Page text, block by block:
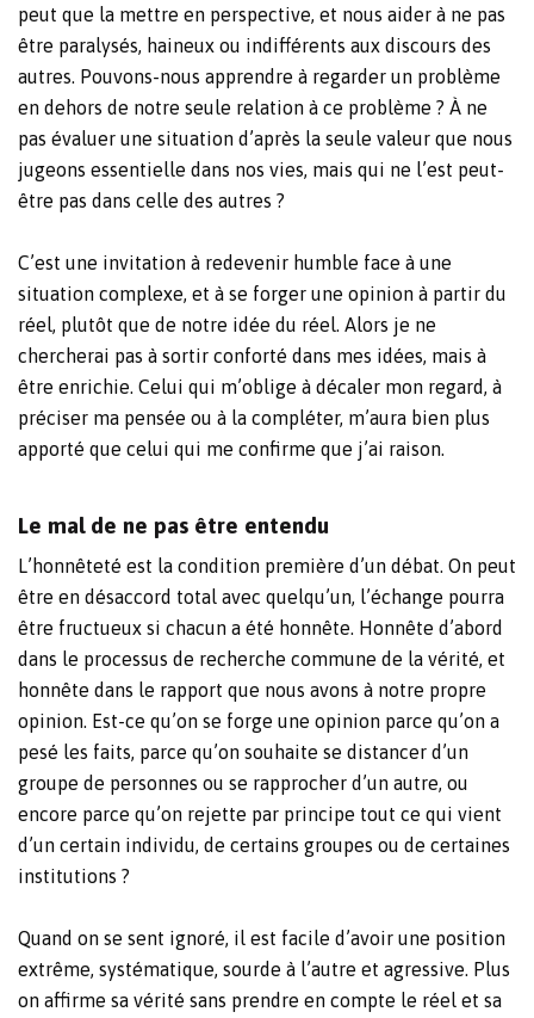
peut que la mettre en perspective, et nous aider à ne pas
être paralysés, haineux ou indifférents aux discours des
autres. Pouvons-nous apprendre à regarder un problème
en dehors de notre seule relation à ce problème ? À ne
pas évaluer une situation d’après la seule valeur que nous
jugeons essentielle dans nos vies, mais qui ne l’est peut-
être pas dans celle des autres ?
C’est une invitation à redevenir humble face à une
situation complexe, et à se forger une opinion à partir du
réel, plutôt que de notre idée du réel. Alors je ne
chercherai pas à sortir conforté dans mes idées, mais à
être enrichie. Celui qui m’oblige à décaler mon regard, à
préciser ma pensée ou à la compléter, m’aura bien plus
apporté que celui qui me confirme que j’ai raison.
Le mal de ne pas être entendu
L’honnêteté est la condition première d’un débat. On peut
être en désaccord total avec quelqu’un, l’échange pourra
être fructueux si chacun a été honnête. Honnête d’abord
dans le processus de recherche commune de la vérité, et
honnête dans le rapport que nous avons à notre propre
opinion. Est-ce qu’on se forge une opinion parce qu’on a
pesé les faits, parce qu’on souhaite se distancer d’un
groupe de personnes ou se rapprocher d’un autre, ou
encore parce qu’on rejette par principe tout ce qui vient
d’un certain individu, de certains groupes ou de certaines
institutions ?
Quand on se sent ignoré, il est facile d’avoir une position
extrême, systématique, sourde à l’autre et agressive. Plus
on affirme sa vérité sans prendre en compte le réel et sa